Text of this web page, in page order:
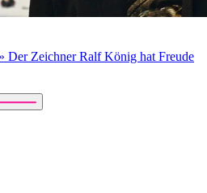
Der Zeichner Ralf König hat Freude